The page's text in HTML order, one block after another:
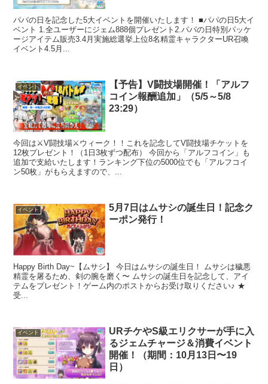
パパの日を記念した5大イベントを開催いたします！ ■パパの日5大イ
ベント 1.全ユーザーにジェム888個プレゼント2.パパの日特別パッケ
ージアイテム販売3.4月実施総選挙上位8名精霊キャラクターUR召喚
イベント4.5月...
イベント
【予告】V闘技場開催！「アルフ
コイン報酬追加」（5/5～5/8
23:29）
今回は⚔️V闘技場⚔️ウィーク！！これを記念してV闘技場チケットを
12枚プレゼント！（1日3枚ずつ配布） 今回から「アルフコイン」も
追加で支給いたします！ランキング下位の5000位でも「アルフコイ
ン50枚」がもらえますので、...
イベント
5月7日はムサシの誕生日！記念ク
ーポン発行！
Happy Birth Day~【ムサシ】 今日はムサシの誕生日！ ムサシは穢悪
精霊を屠るため、剣の腕を磨く〜 ムサシの誕生日を記念して、アイ
テムをプレゼント！ゲーム内のポストからお受け取りください♪ ★
受...
イベント
URチケやS級エリクサーが手に入
るジェムチャージ＆消費イベント
開催！（期間：10月13日〜19
日）